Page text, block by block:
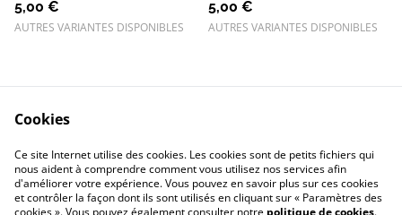
5,00 €
AUTRES VARIANTES DISPONIBLES
5,00 €
AUTRES VARIANTES DISPONIBLES
Contactez-nous
Conditions
Politique de
confidentialité
Politique de cookies
Cookies
Ce site Internet utilise des cookies. Les cookies sont de petits fichiers qui
nous aident à comprendre comment vous utilisez nos services afin
d'améliorer votre expérience. Vous pouvez en savoir plus sur ces cookies
et contrôler la façon dont ils sont utilisés en cliquant sur « Paramètres des
cookies ». Vous pouvez également consulter notre politique de cookies.